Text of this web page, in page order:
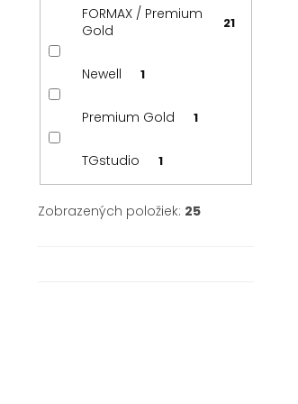
FORMAX / Premium
Gold
21
Newell 1
Premium Gold 1
TGstudio 1
Zobrazených položiek: 25